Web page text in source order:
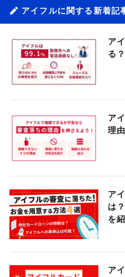
アイフルに関する新着記
ア
る
ア
理
ア
は
を
ア